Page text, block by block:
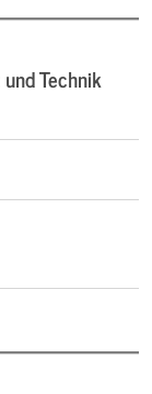
Technik